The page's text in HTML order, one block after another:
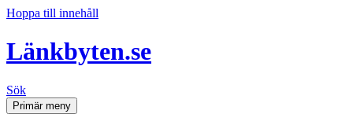
Hoppa till innehåll
Länkbyten.se
Sök
Primär meny